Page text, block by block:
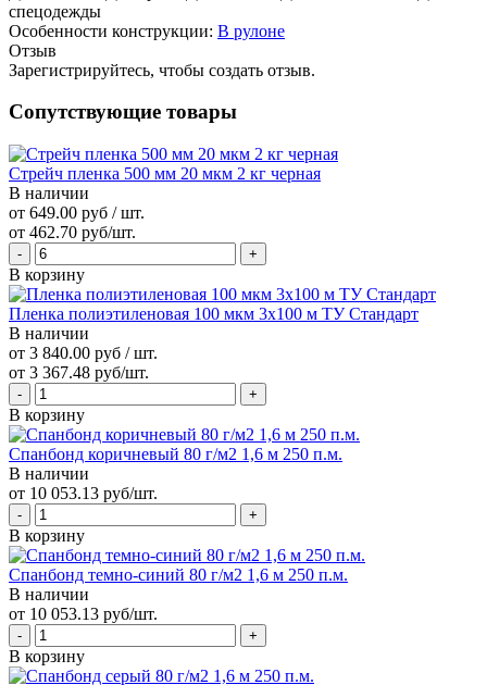
спецодежды
Особенности конструкции: В рулоне
Отзыв
Зарегистрируйтесь, чтобы создать отзыв.
Сопутствующие товары
Стрейч пленка 500 мм 20 мкм 2 кг черная
В наличии
от 649.00 руб / шт.
от 462.70 руб/шт.
В корзину
Пленка полиэтиленовая 100 мкм 3х100 м ТУ Стандарт
В наличии
от 3 840.00 руб / шт.
от 3 367.48 руб/шт.
В корзину
Спанбонд коричневый 80 г/м2 1,6 м 250 п.м.
В наличии
от 10 053.13 руб/шт.
В корзину
Спанбонд темно-синий 80 г/м2 1,6 м 250 п.м.
В наличии
от 10 053.13 руб/шт.
В корзину